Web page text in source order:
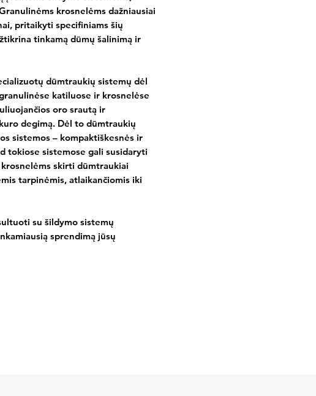
krosnelėms dažniausiai
pritaikyti specifiniams šių
tinkamą dūmų šalinimą ir
dūmtraukių sistemų dėl
katiluose ir krosnelėse
oro srautą ir
degimą. Dėl to dūmtraukių
sistemos – kompaktiškesnės ir
tokiose sistemose gali susidaryti
skirti dūmtraukiai
tarpinėmis, atlaikančiomis iki
su šildymo sistemų
sprendimą jūsų